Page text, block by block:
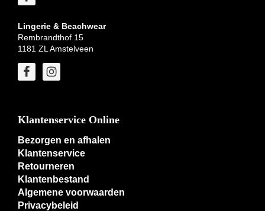
Lingerie & Beachwear
Rembrandthof 15
1181 ZL Amstelveen
Klantenservice Online
Bezorgen en afhalen
Klantenservice
Retourneren
Klantenbestand
Algemene voorwaarden
Privacybeleid